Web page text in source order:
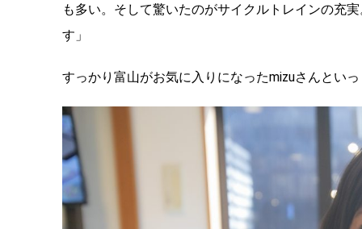
も多い。そして驚いたのがサイクルトレインの充
す」
すっかり富山がお気に入りになったmizuさんとい